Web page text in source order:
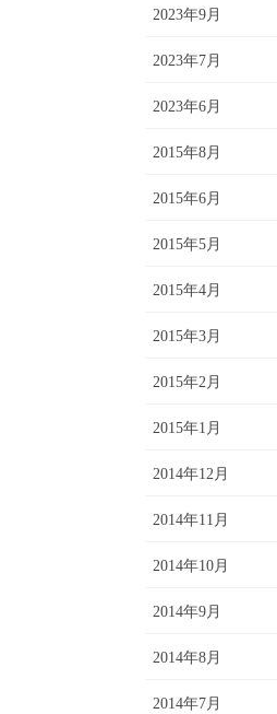
2023年9月
2023年7月
2023年6月
2015年8月
2015年6月
2015年5月
2015年4月
2015年3月
2015年2月
2015年1月
2014年12月
2014年11月
2014年10月
2014年9月
2014年8月
2014年7月